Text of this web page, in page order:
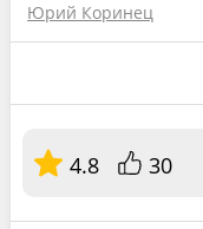
Юрий Коринец
4.8 30